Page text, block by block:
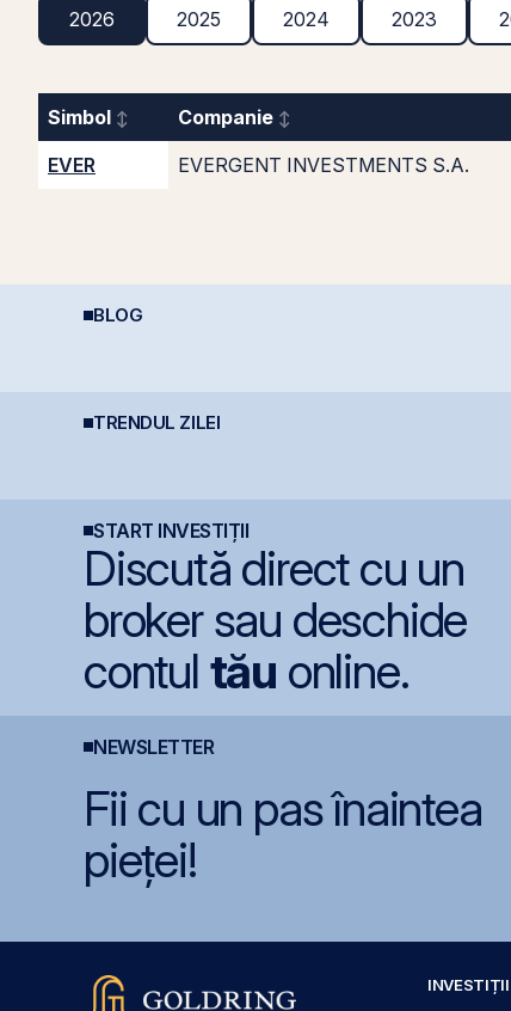
2026 2025 2024 2023
Simbol Companie
EVER
EVERGENT INVESTMENTS S.A.
BLOG
Ce este deducerea de
TRENDUL ZILEI
BERD vinde 1% din
START INVESTIȚII
Discută direct cu un
broker sau deschide
contul tău online.
NEWSLETTER
Fii cu un pas înaintea
pieței!
INVESTIȚII